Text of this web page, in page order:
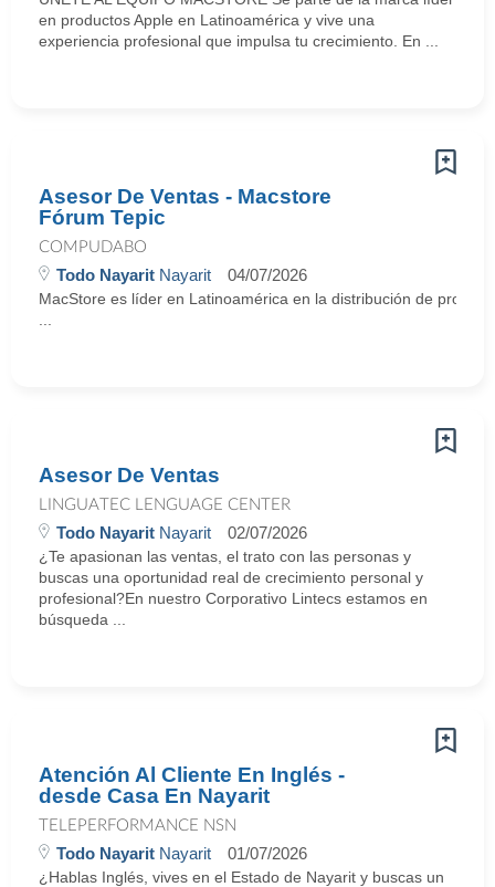
en productos Apple en Latinoamérica y vive una
experiencia profesional que impulsa tu crecimiento. En ...
Asesor De Ventas - Macstore
Fórum Tepic
COMPUDABO
Todo Nayarit Nayarit 04/07/2026
MacStore es líder en Latinoamérica en la distribución de
Asesor De Ventas
LINGUATEC LENGUAGE CENTER
Todo Nayarit Nayarit 02/07/2026
¿Te apasionan las ventas, el trato con las personas y
buscas una oportunidad real de crecimiento personal y
profesional?En nuestro Corporativo Lintecs estamos en
búsqueda ...
Atención Al Cliente En Inglés -
desde Casa En Nayarit
TELEPERFORMANCE NSN
Todo Nayarit Nayarit 01/07/2026
¿Hablas Inglés, vives en el Estado de Nayarit y buscas un